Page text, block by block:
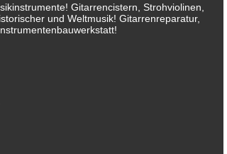
Gitarrencistern, Strohviolinen,
und Weltmusik! Gitarrenreparatur,